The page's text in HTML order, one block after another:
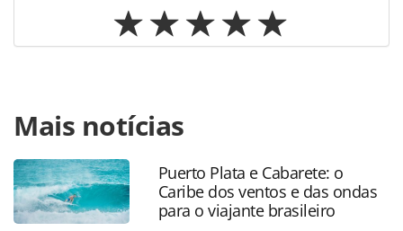
https://www.panrotas.com.br/aviacao/empresas/2024/05/
um-passo-da-fusao-gol-e-azul-iniciam-voos-
compartilhados-diz-folha_205834.html ou as ferramentas
oferecidas na página. Todo o conteúdo produzido pela
PANROTAS Editora é protegido pela legislação brasileira
sobre direito autoral. Não reproduza o conteúdo sem
Mais notícias
Puerto Plata e Cabarete: o
Caribe dos ventos e das ondas
para o viajante brasileiro